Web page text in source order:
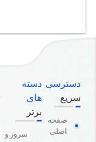
دسترسی
سریع
صفحه
اصلی
دسته
های
برتر
سرور و